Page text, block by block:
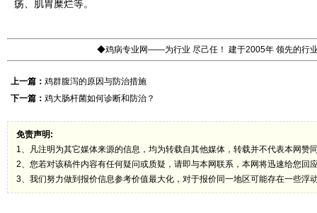
疡、肌胃糜烂等。
◆鸡病专业网——为行业 尽己任！ 建于2005年 领先的行
上一篇： 鸡群腹泻的原因与防治措施
下一篇： 鸡大肠杆菌如何诊断和防治？
免责声明:
1、凡注明为其它媒体来源的信息，均为转载自其他媒体，转载并不代表本网赞
2、您若对该稿件内容有任何疑问或质疑，请即与本网联系，本网将迅速给您回
3、我们努力做到报价信息参考价值最大化，对于报价同一地区可能存在一些浮